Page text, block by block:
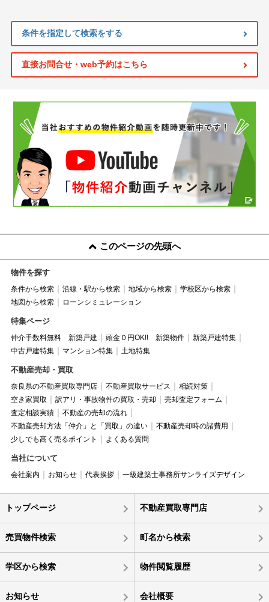
条件を指定して検索をする
直接お問合せ・web予約はこちら
このページの先頭へ
物件を探す
条件から検索 沿線・駅から検索 地域から検索
学校区から検索
地図から検索
ローンシミュレーション
特集ページ
仲介手数料無料 新築戸建 頭金０円OK!! 新築物件
新築戸建特集
中古戸建特集
マンション特集 土地特集
不動産売却・買取
奈良県の不動産買取専門店 不動産買取サービス
相続対策
空き家買取
訳アリ・事故物件の買取・売却
売却査定フォーム
査定相談実績
不動産の売却の流れ
不動産売却方法「仲介」と「買取」の違い
不動産売却時の諸費用
少しでも高く売るポイント
よくある質問
当社について
会社案内 お知らせ 代表挨拶 一級建築士事務所サンライズデザイン
トップページ 不動産買取専門店
売買物件検索 町名から検索
学区から検索 物件閲覧履歴
お知らせ 会社概要